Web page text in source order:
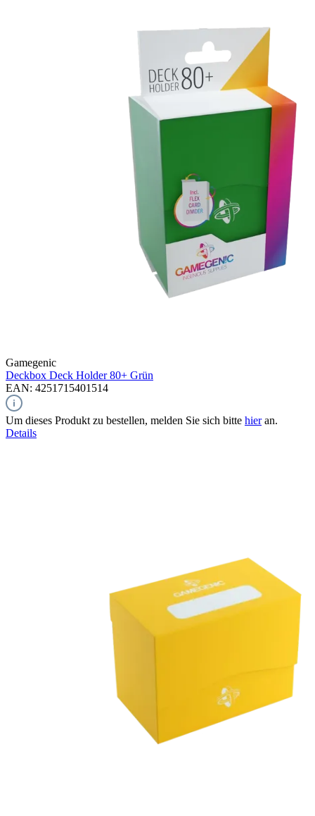
Gamegenic
Deckbox Deck Holder 80+ Grün
EAN: 4251715401514
Um dieses Produkt zu bestellen, melden Sie sich bitte hieran.
Details